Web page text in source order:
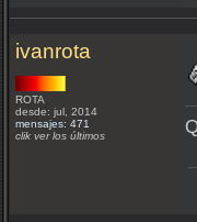
ivanrota
ROTA
desde: jul, 2014
mensajes: 471
clik ver los últimos